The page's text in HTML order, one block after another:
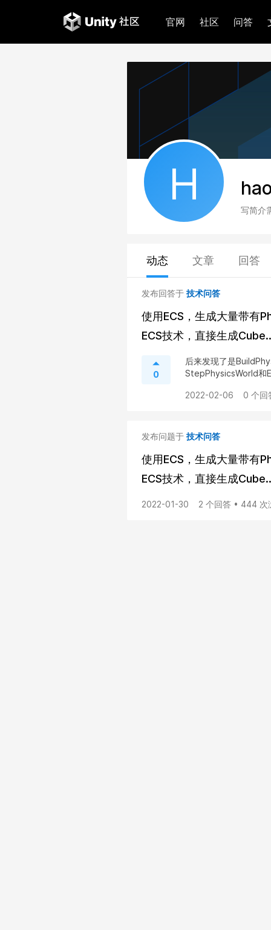
官网 社区 问答
H
写简介
动态 文章 回答
发布回答于 技术问答
使用ECS，生成大量带有
ECS技术，直接生成
0
后来发现了是
StepPhysicsWorld和
2022-02-06 0 个回
发布问题于 技术问答
使用ECS，生成大量带有
ECS技术，直接生成
2022-01-30 2 个回答 • 444 次